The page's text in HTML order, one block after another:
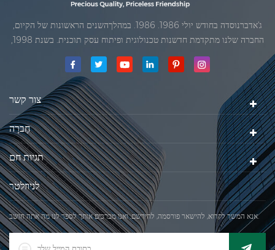
ג'אדברנוסדה בחודש יולי 1986. 1986. במהלךהשנים הראשונות של הקיום,
החברה שלנו מתקדמת חדשנות טכנולוגית ופיתוח עסק תוכנית. בשנת 1998,
החברה שלנו השיגה את המטרה האיכותי, כאשר הראשון של המוצרים שלנו
ג'אדברסולם ושות 'בע"מהיה
צור קשר
חֶברָה
תגיות חם
לניוזלטר
אנא המשך לקרוא, להישאר פורסמה, להירשם, ואנו מברכים אותך לספר לנו מה אתה חושב.